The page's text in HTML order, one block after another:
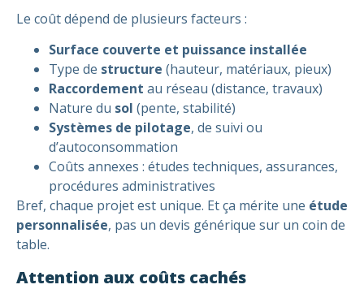
Le coût dépend de plusieurs facteurs :
Surface couverte et puissance installée
Type de structure (hauteur, matériaux, pieux)
Raccordement au réseau (distance, travaux)
Nature du sol (pente, stabilité)
Systèmes de pilotage, de suivi ou
d’autoconsommation
Coûts annexes : études techniques, assurances,
procédures administratives
Bref, chaque projet est unique. Et ça mérite une étude
personnalisée, pas un devis générique sur un coin de
table.
Attention aux coûts cachés